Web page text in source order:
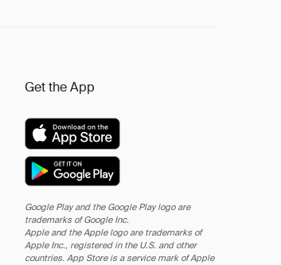
Get the App
Google Play and the Google Play logo are
trademarks of Google Inc.
Apple and the Apple logo are trademarks of
Apple Inc., registered in the U.S. and other
countries. App Store is a service mark of Apple